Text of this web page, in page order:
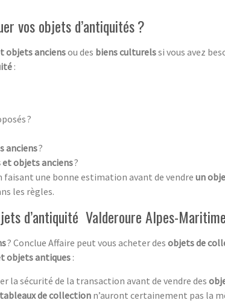
vos objets d’antiquités ?
objets anciensou des biens culturelssi vous avez
:
?
anciens?
et objets anciens?
faisant une bonne estimation avant de vendre un
les règles.
d’antiquité Valderoure Alpes-
? Conclue Affaire peut vous acheter des objets de
objets antiques :
la sécurité de la transaction avant de vendre des
tableaux de collection n’auront certainement pas la